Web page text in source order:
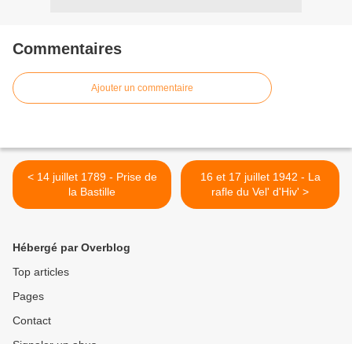
Commentaires
Ajouter un commentaire
< 14 juillet 1789 - Prise de
la Bastille
16 et 17 juillet 1942 - La
rafle du Vel' d'Hiv' >
Hébergé par Overblog
Top articles
Pages
Contact